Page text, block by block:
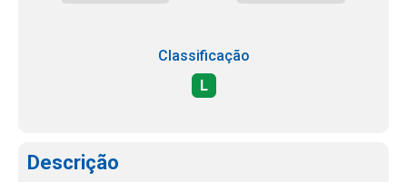
Classificação
L
Descrição